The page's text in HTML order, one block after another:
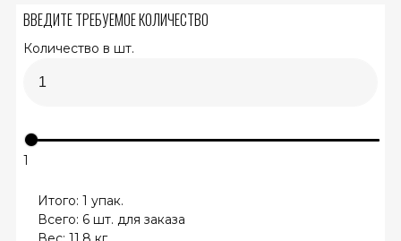
ВВЕДИТЕ ТРЕБУЕМОЕ КОЛИЧЕСТВО
Количество в шт.
1
Итого:1 упак.
Всего: 6 шт. для заказа